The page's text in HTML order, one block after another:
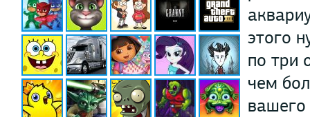
этого
по три
чем